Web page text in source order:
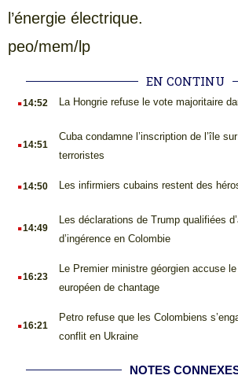
l’énergie électrique.
peo/mem/lp
EN CONTINU
.14:52 La Hongrie refuse le vote majoritaire
.14:51
Cuba condamne l’inscription de l’île
terroristes
.14:50 Les infirmiers cubains restent des
.14:49
Les déclarations de Trump qualifiées
d’ingérence en Colombie
.16:23
Le Premier ministre géorgien accuse
européen de chantage
.16:21
Petro refuse que les Colombiens
conflit en Ukraine
NOTES